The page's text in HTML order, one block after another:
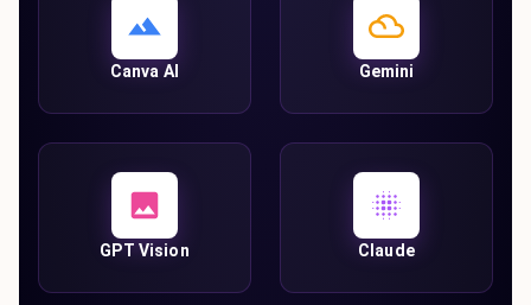
Canva AI Gemini
GPT Vision Claude